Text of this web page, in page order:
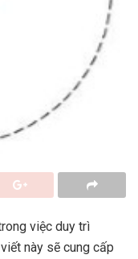
việc duy trì
này sẽ cung cấp